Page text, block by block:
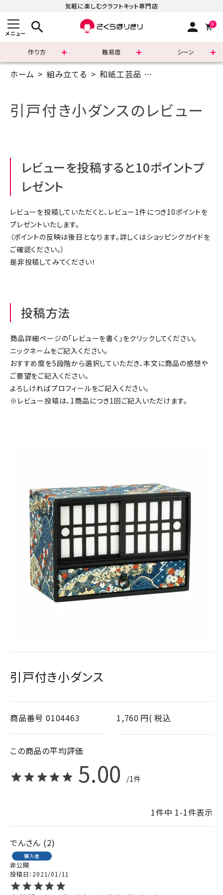
気軽に楽しむクラフトキット専門店
メニュー search person 0
作り方 難易度 シーン
まずはこちら
新着商品
ジャンルで選ぶ
レビューを見る
デイサービス／
最新のチラシはこちら
お問い合わせ
ACCOUNT MENU
ようこそ ゲスト 様
ホーム 組み立てる 和紙工芸品
引戸付き小ダンスのレビュー
レビューを投稿すると10ポイントプ
レゼント
レビューを投稿していただくと、レビュー1件につき10ポイントを
プレゼントいたします。
（ポイントの反映は後日となります。詳しくはショッピングガイドを
ご確認ください。）
是非投稿してみてください！
投稿方法
商品詳細ページの「レビューを書く」をクリックしてください。
ニックネームをご記入ください。
おすすめ度を5段階から選択していただき、本文に商品の感想や
ご要望をご記入ください。
よろしければプロフィールをご記入ください。
※レビュー投稿は、1商品につき1回ご記入いただけます。
引戸付き小ダンス
商品番号 0104463 1,760 税込
5.00 1
1件中 1-1件表示
でん 2
購入者
非公開
投稿日 2021/01/11